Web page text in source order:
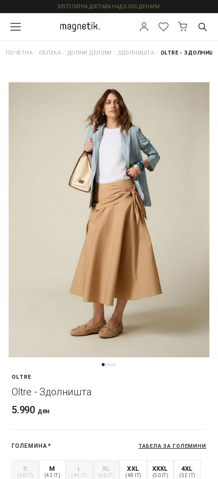
БЕСПЛАТНА ДОСТАВА НАД 6.000 ДЕНАРИ
ПОЧЕТНА / ОБЛЕКА / ДОЛНИ ДЕЛОВИ / ЗДОЛНИШТА / OLTRE -
OLTRE
Oltre - Здолништа
5.990 ден
ГОЛЕМИНА * ТАБЕЛА ЗА ГОЛЕМИНИ
S
(40 IT)
M
(42 IT)
L
(44 IT)
XL
(46 IT)
XXL
(48 IT)
XXXL
(50 IT)
4XL
(52 IT)